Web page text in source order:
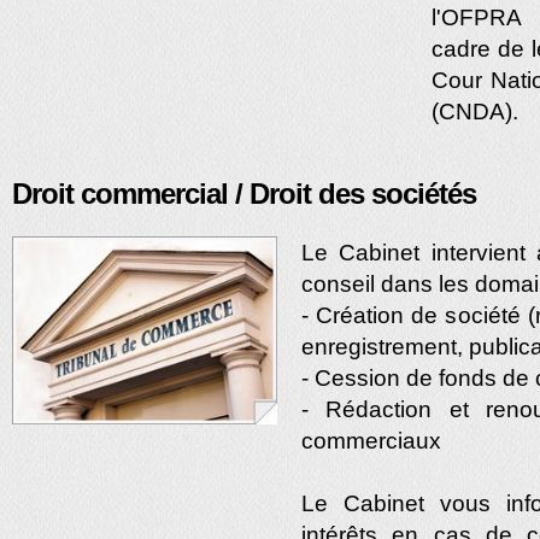
cadre de
Cour
(CNDA).
Droit commercial / Droit des sociétés
Le Cabinet
conseil dans les
- Création de société
enregistrement,
- Cession de fonds de
- Rédaction et
commerciaux
Le Cabinet vous